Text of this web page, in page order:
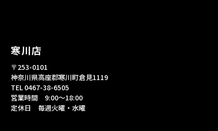
寒川店
〒253-0101
神奈川県高座郡寒川町倉見1119
TEL 0467-38-6505
営業時間 9:00～18:00
定休日 毎週火曜・水曜